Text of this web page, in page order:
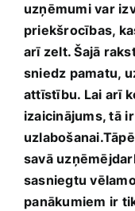
uzņēmumi var
priekšrocības,
arī zelt. Šajā
sniedz pamatu,
attīstību. Lai ​arī
izaicinājums, tā⁢
savā
sasniegtu
⁣panākumiem ir